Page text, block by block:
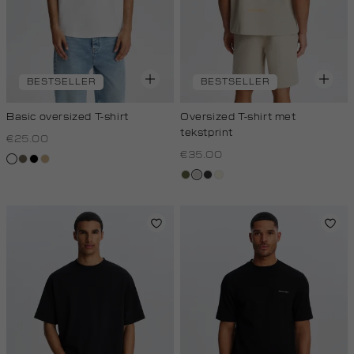
BESTSELLER
Basic oversized T-shirt
€25.00
witlichtbruin
zwart
tan
BESTSELLER
Oversized T-shirt met
tekstprint
€35.00
groen,
taupe,
grijs,